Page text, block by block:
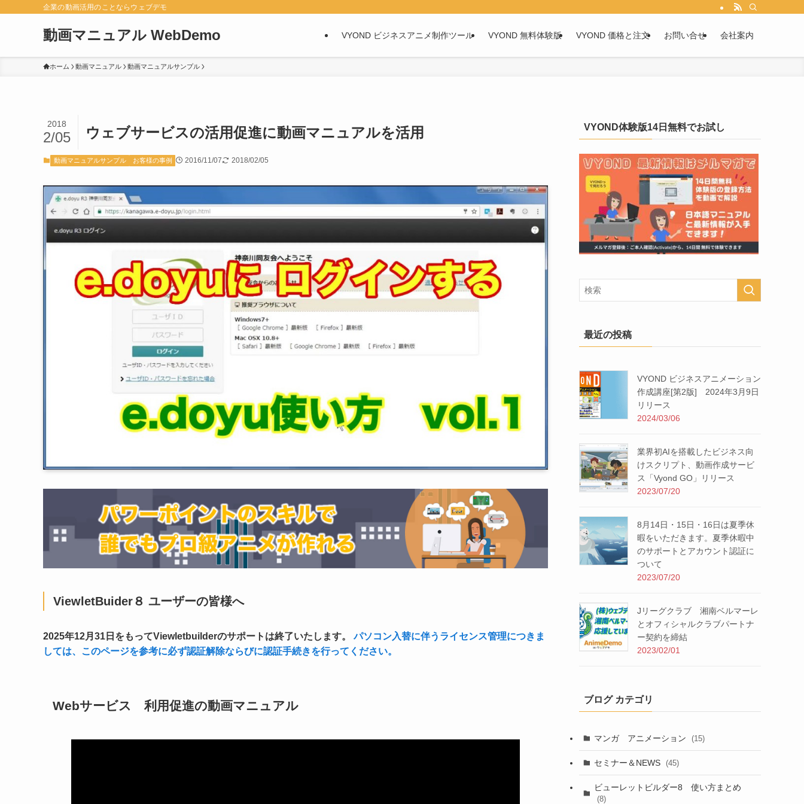
企業の動画活用のことならウェブデモ
動画マニュアル WebDemo VYOND ビジネスアニメ制作ツール VYOND 無料体験版 VYOND 価格と注文 お問い合せ 会社案内
ホーム 動画マニュアル 動画マニュアルサンプル
ウェブサービスの活用促進に動画マニュアルを活用
2018
2/05
動画マニュアルサンプル お客様の事例 2016/11/07 2018/02/05
ViewletBuider８ ユーザーの皆様へ
2025年12月31日をもってViewletbuilderのサポートは終了いたします。
パソコン入替に伴うライセンス管理につきま
しては、このページを参考に必ず認証解除ならびに認証手続きを行ってください。
Webサービス 利用促進の動画マニュアル
VYOND体験版14日無料でお試し
最近の投稿
VYOND ビジネスアニメーション
作成講座[第2版] 2024年3月9日
リリース
2024/03/06
業界初AIを搭載したビジネス向
けスクリプト、動画作成サービ
ス「Vyond GO」リリース
2023/07/20
8月14日・15日・16日は夏季休
暇をいただきます。夏季休暇中
のサポートとアカウント認証に
ついて
2023/07/20
Jリーグクラブ 湘南ベルマーレ
とオフィシャルクラブパートナ
ー契約を締結
2023/02/01
ブログ カテゴリ
マンガ アニメーション (15)
セミナー＆NEWS (45)
ビューレットビルダー8 使い方まとめ
(8)